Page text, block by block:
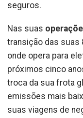
seguros.
Nas suas
transição das suas
onde opera para
próximos cinco
troca da sua frota
emissões mais
suas viagens de